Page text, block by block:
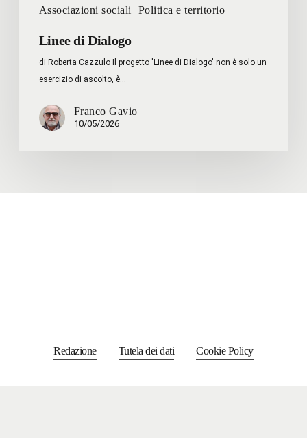
Associazioni sociali Politica e territorio
Linee di Dialogo
di Roberta Cazzulo Il progetto 'Linee di Dialogo' non è solo un
esercizio di ascolto, è…
Franco Gavio
10/05/2026
Redazione Tutela dei dati Cookie Policy